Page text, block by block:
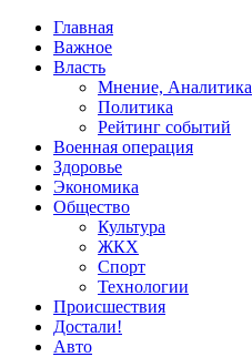
Главная
Важное
Власть
Мнение, Аналитика
Политика
Рейтинг событий
Военная операция
Здоровье
Экономика
Общество
Культура
ЖКХ
Спорт
Технологии
Происшествия
Достали!
Авто